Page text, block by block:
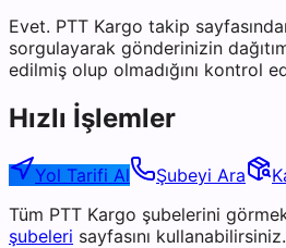
Evet. PTT Kargo takip
sorgulayarak gönderinizin
edilmiş olup olmadığını kontrol
Hızlı İşlemler
Yol Tarifi Al Şubeyi Ara
Tüm PTT Kargo şubelerini
şubeleri sayfasını kullanabilirsiniz.